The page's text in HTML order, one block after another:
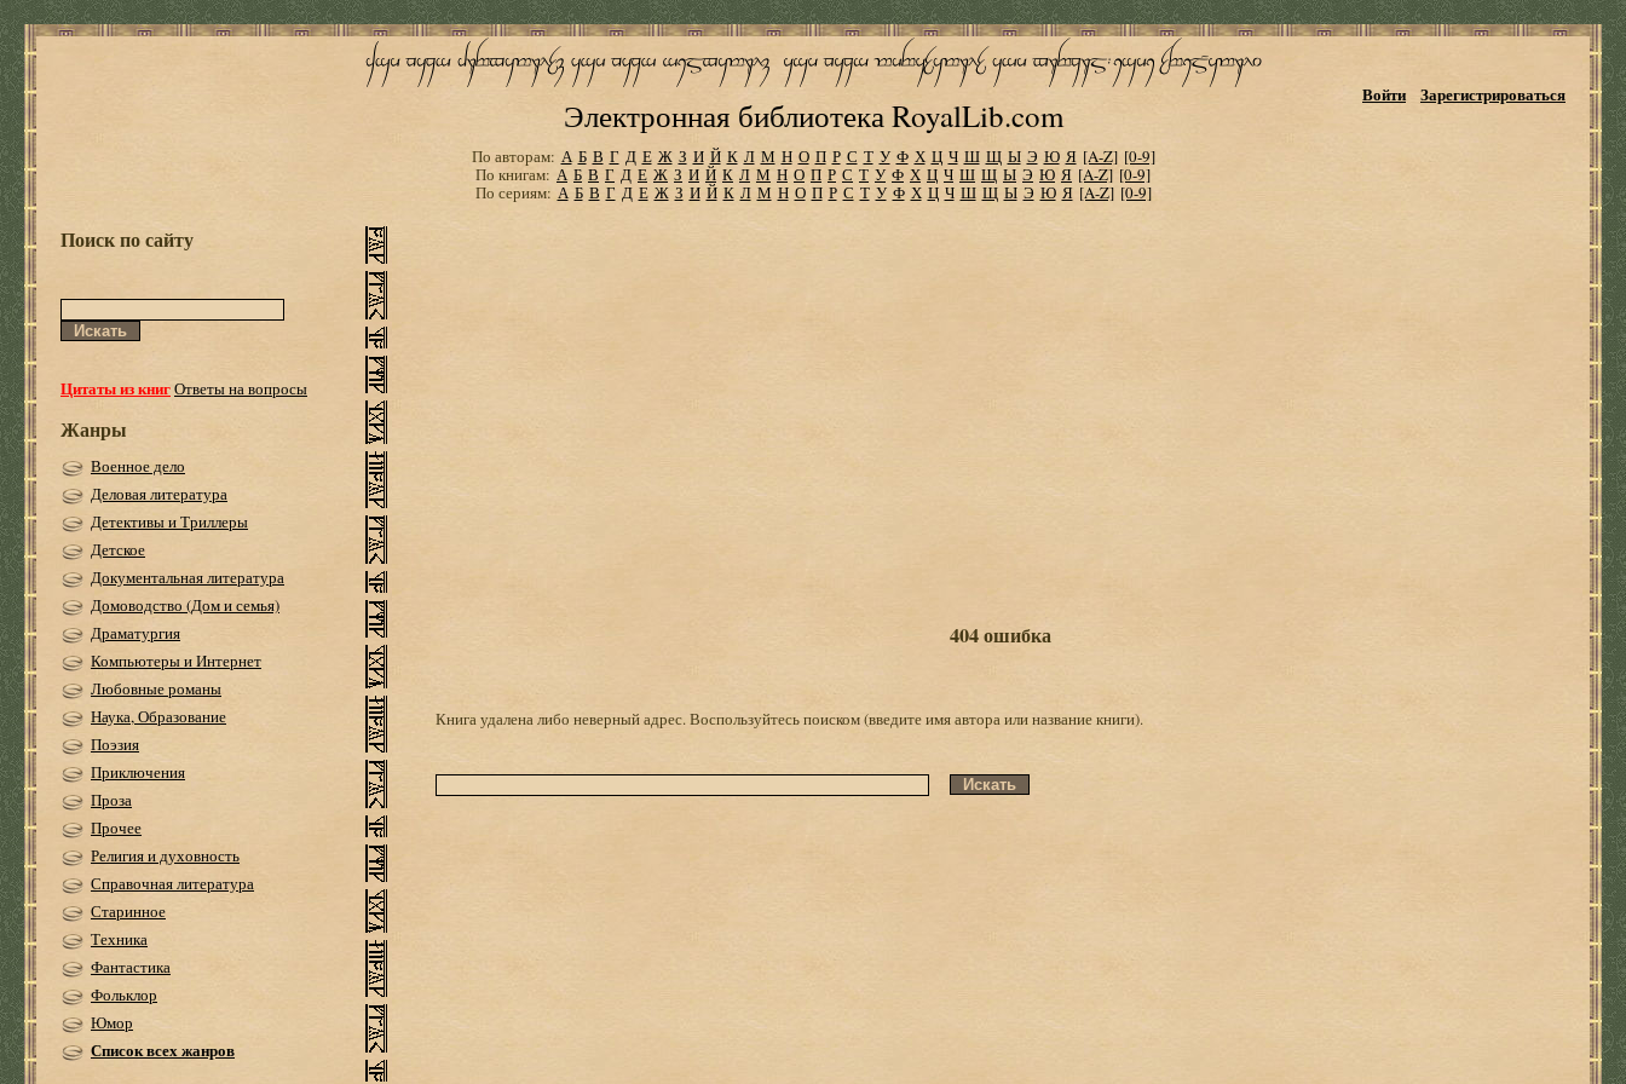
Электронная библиотека RoyalLib.com
Войти Зарегистрироваться
По авторам: А Б В Г Д Е Ж З И Й К Л М Н О П Р С Т У Ф Х Ц Ч Ш Щ Ы Э Ю Я [A-Z] [0-9]
По книгам: А Б В Г Д Е Ж З И Й К Л М Н О П Р С Т У Ф Х Ц Ч Ш Щ Ы Э Ю Я [A-Z] [0-9]
По сериям: А Б В Г Д Е Ж З И Й К Л М Н О П Р С Т У Ф Х Ц Ч Ш Щ Ы Э Ю Я [A-Z] [0-9]
Поиск по сайту
Цитаты из книгОтветы на вопросы
Жанры
Военное дело
Деловая литература
Детективы и Триллеры
Детское
Документальная литература
Домоводство (Дом и семья)
Драматургия
Компьютеры и Интернет
Любовные романы
Наука, Образование
Поэзия
Приключения
Проза
Прочее
Религия и духовность
Справочная литература
Старинное
Техника
Фантастика
Фольклор
Юмор
Список всех жанров
404 ошибка
Книга удалена либо неверный адрес. Воспользуйтесь поиском (введите имя автора или название книги).